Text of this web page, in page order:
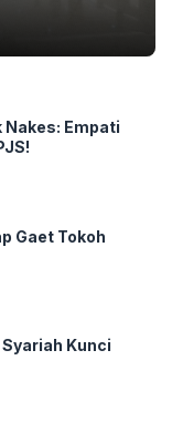
Nakes: Empati
Gaet Tokoh
Kunci